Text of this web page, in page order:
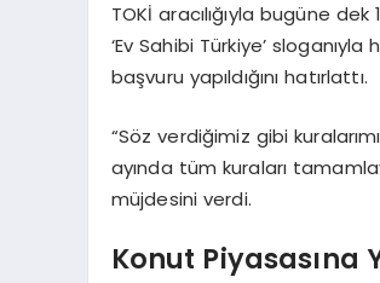
TOKİ aracılığıyla bugüne
‘Ev Sahibi Türkiye’
başvuru yapıldığını hatırlattı.
“Söz verdiğimiz gibi
ayında tüm kuraları
müjdesini verdi.
Konut Piyasasına